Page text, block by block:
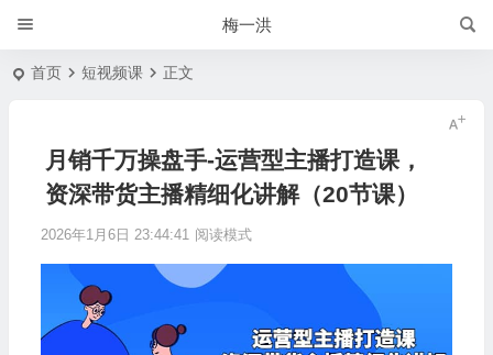
梅一洪
首页 短视频课 正文
月销千万操盘手-运营型主播打造课，
资深带货主播精细化讲解（20节课）
2026年1月6日 23:44:41 阅读模式